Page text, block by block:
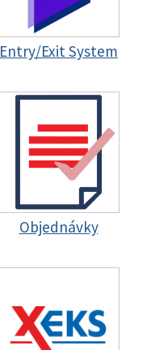
Entry/Exit System
Objednávky